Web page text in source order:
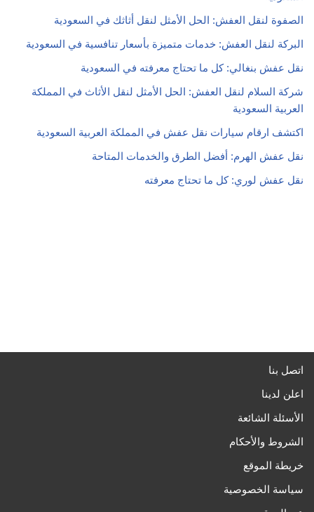
الصفوة لنقل العفش: الحل الأمثل لنقل أثاثك في السعودية
البركة لنقل العفش: خدمات متميزة بأسعار تنافسية في السعودية
نقل عفش بنغالي: كل ما تحتاج معرفته في السعودية
شركة السلام لنقل العفش: الحل الأمثل لنقل الأثاث في المملكة
العربية السعودية
اكتشف ارقام سيارات نقل عفش في المملكة العربية السعودية
نقل عفش الهرم: أفضل الطرق والخدمات المتاحة
نقل عفش لوري: كل ما تحتاج معرفته
اتصل بنا
اعلن لدينا
الأسئلة الشائعة
الشروط والأحكام
خريطة الموقع
سياسة الخصوصية